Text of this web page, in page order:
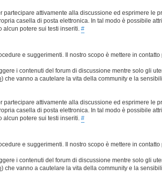
attivamente alla discussione ed esprimere
casella di posta elettronica. In tal modo è possibile
alcun potere sui testi inseriti. #
e suggerimenti. Il nostro scopo è mettere in
i contenuti del forum di discussione mentre solo gli
) che vanno a cautelare la vita della community e la
attivamente alla discussione ed esprimere
casella di posta elettronica. In tal modo è possibile
alcun potere sui testi inseriti. #
e suggerimenti. Il nostro scopo è mettere in
i contenuti del forum di discussione mentre solo gli
) che vanno a cautelare la vita della community e la